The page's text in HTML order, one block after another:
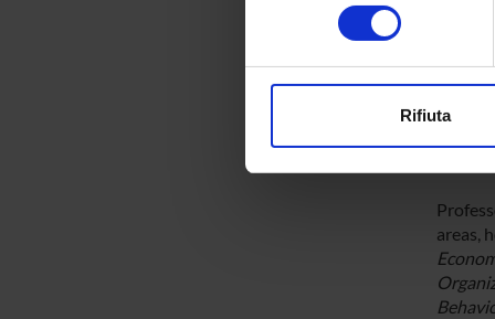
digitali).
modificare o ritirare il tuo
che hanno raccolto dal tuo
Rifiuta
of
and
been
areas,